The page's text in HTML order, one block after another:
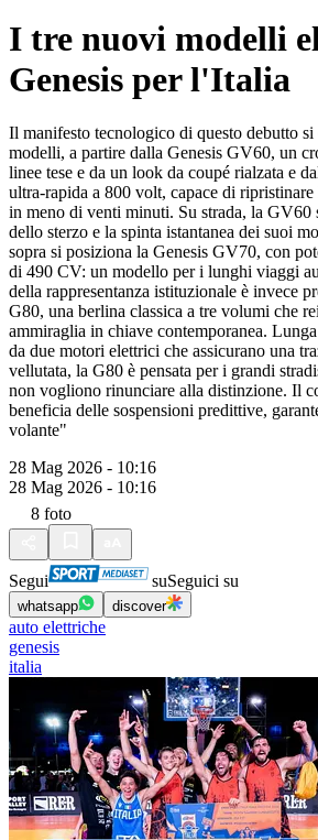
I tre nuovi modelli
Genesis per l'Italia
Il manifesto tecnologico di questo debutto
modelli, a partire dalla Genesis GV60, un
linee tese e da un look da coupé rialzata e
ultra-rapida a 800 volt, capace di
in meno di venti minuti. Su strada, la GV60
dello sterzo e la spinta istantanea dei suoi
sopra si posiziona la Genesis GV70, con
di 490 CV: un modello per i lunghi viaggi
della rappresentanza istituzionale è invece
G80, una berlina classica a tre volumi che
ammiraglia in chiave contemporanea.
da due motori elettrici che assicurano una
vellutata, la G80 è pensata per i grandi
non vogliono rinunciare alla distinzione. Il
beneficia delle sospensioni predittive,
volante"
28 Mag 2026 - 10:16
28 Mag 2026 - 10:16
8 foto
Segui suSeguici su
whatsapp discover
auto elettriche
genesis
italia